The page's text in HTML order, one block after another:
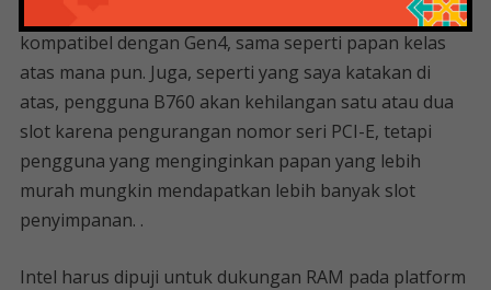
ditemukan. Chipset Z790 memiliki slot yang paling
kompatibel dengan Gen4, sama seperti papan kelas
atas mana pun. Juga, seperti yang saya katakan di
atas, pengguna B760 akan kehilangan satu atau dua
slot karena pengurangan nomor seri PCI-E, tetapi
pengguna yang menginginkan papan yang lebih
murah mungkin mendapatkan lebih banyak slot
penyimpanan. .
Intel harus dipuji untuk dukungan RAM pada platform